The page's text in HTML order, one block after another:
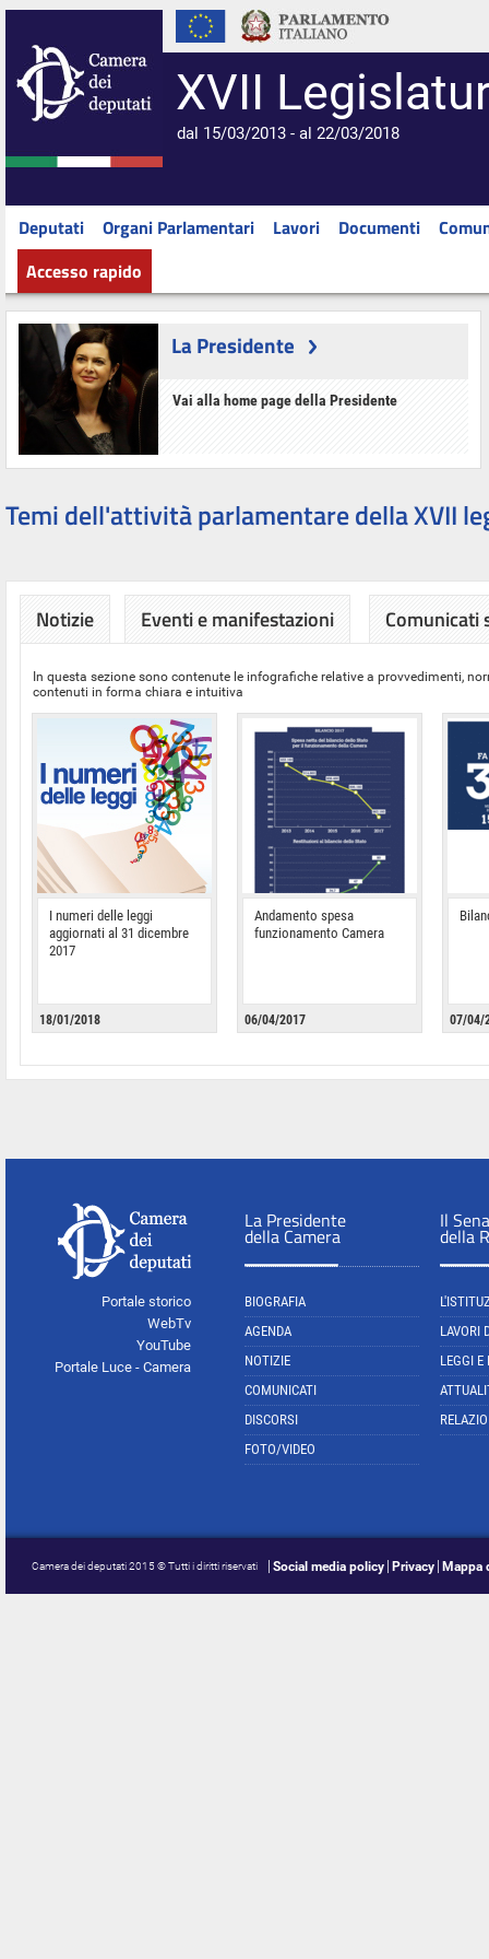
XVII
dal 15/03/2013 - al 22/03/2018
Deputati Organi Parlamentari Lavori Documenti
Accesso rapido
La Presidente
Vai alla home page della Presidente
Temi dell'attività parlamentare della XVII
Notizie Eventi e manifestazioni Comunicati
In questa sezione sono contenute le infografiche relative a provvedimenti,
contenuti in forma chiara e intuitiva
I numeri delle leggi
aggiornati al 31 dicembre
2017
18/01/2018
Andamento spesa
funzionamento Camera
06/04/2017 07/04/
Portale storico
WebTv
YouTube
Portale Luce - Camera
La Presidente
della Camera
BIOGRAFIA
AGENDA
NOTIZIE
COMUNICATI
DISCORSI
FOTO/VIDEO
Il
della
LAVORI
LEGGI E
Camera dei deputati 2015 © Tutti i diritti riservati Social media policy Privacy Mappa